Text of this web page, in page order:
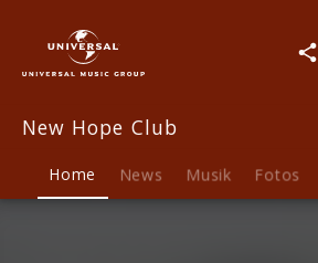
New Hope Club
Home News Musik Fotos